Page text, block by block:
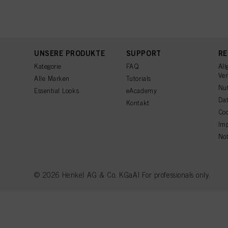
UNSERE PRODUKTE
Kategorie
Alle Marken
Essential Looks
SUPPORT
FAQ
Tutorials
eAcademy
Kontakt
© 2026 Henkel AG & Co. KGaA| For professionals only.
angezeigt und sie
stimmen Sie der
Sie auf "Ablehnen"